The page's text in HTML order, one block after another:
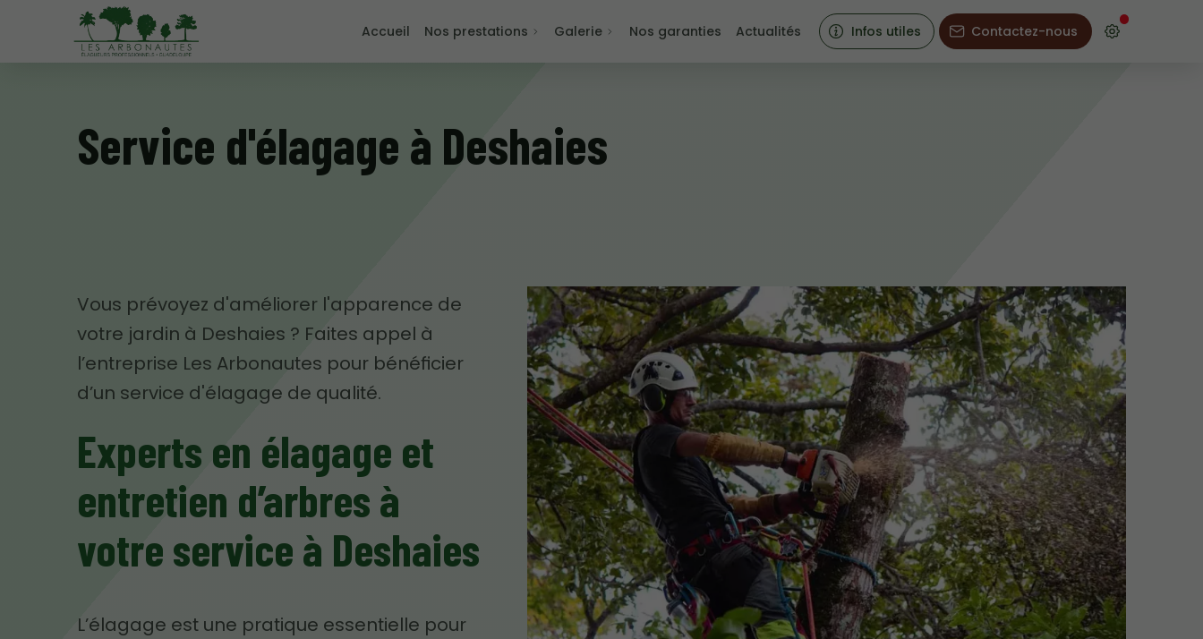
Accueil Nos prestations Galerie Nos garanties Actualités Infos utiles Contactez-nous
Service d'élagage à Deshaies
Vous prévoyez d'améliorer l'apparence de
votre jardin à Deshaies ? Faites appel à
l’entreprise Les Arbonautes pour bénéficier
d’un service d'élagage de qualité.
Experts en élagage et
entretien d’arbres à
votre service à Deshaies
L’élagage est une pratique essentielle pour